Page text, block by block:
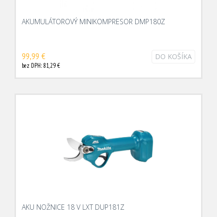
AKUMULÁTOROVÝ MINIKOMPRESOR DMP180Z
99,99 €
bez DPH: 81,29 €
DO KOŠÍKA
AKU NOŽNICE 18 V LXT DUP181Z